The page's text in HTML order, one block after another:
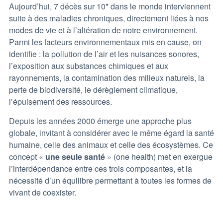
Aujourd’hui, 7 décès sur 10*dans le monde interviennent
suite à des maladies chroniques, directement liées à nos
modes de vie et à l’altération de notre environnement.
Parmi les facteurs environnementaux mis en cause, on
identifie : la pollution de l’air et les nuisances sonores,
l’exposition aux substances chimiques et aux
rayonnements, la contamination des milieux naturels, la
perte de biodiversité, le dérèglement climatique,
l’épuisement des ressources.
Depuis les années 2000 émerge une approche plus
globale, invitant à considérer avec le même égard la santé
humaine, celle des animaux et celle des écosystèmes. Ce
concept « une seule santé » (one health) met en exergue
l’interdépendance entre ces trois composantes, et la
nécessité d’un équilibre permettant à toutes les formes de
vivant de coexister.